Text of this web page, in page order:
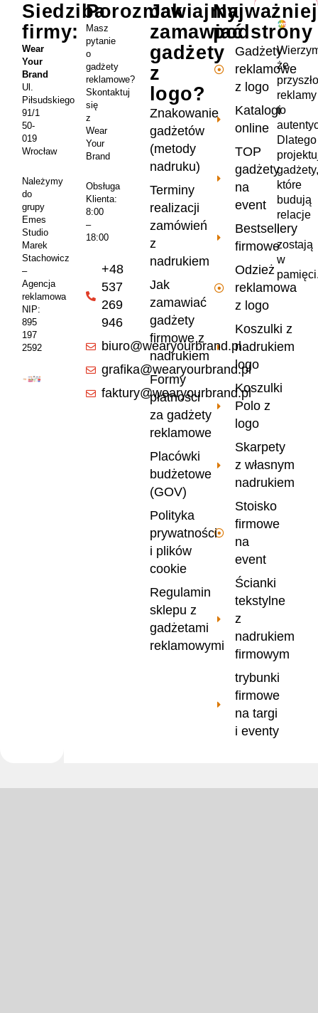
że
reklamy
to
Dlatego
gadżety,
które
budują
relacje
i
zostają
w
podstrony
Gadżety
reklamowe
z logo
Katalogi
online
TOP
gadżety
na
event
Bestsellery
firmowe
Odzież
reklamowa
z logo
Koszulki z
nadrukiem
logo
Koszulki
Polo z
logo
Skarpety
z własnym
nadrukiem
Stoisko
firmowe
na
event
Ścianki
tekstylne
z
nadrukiem
firmowym
trybunki
firmowe
na targi
i eventy
Jak
zamawiać
gadżety
z
logo?
Znakowanie
gadżetów
(metody
nadruku)
Terminy
realizacji
zamówień
z
nadrukiem
Jak
zamawiać
gadżety
firmowe z
nadrukiem
Formy
płatności
za gadżety
reklamowe
Placówki
budżetowe
(GOV)
Polityka
prywatności
i plików
cookie
Regulamin
sklepu z
gadżetami
reklamowymi
Porozmawiajmy
Masz
pytanie
o
gadżety
reklamowe?
Skontaktuj
się
z
Wear
Your
Brand
Obsługa
Klienta:
8:00
–
18:00
+48
537
269
946
biuro@wearyourbrand.pl
grafika@wearyourbrand.pl
faktury@wearyourbrand.pl
Siedziba
firmy:
Wear
Your
Brand
Ul.
Piłsudskiego
91/1
50-
019
Wrocław
Należymy
do
grupy
Emes
Studio
Marek
Stachowicz
–
Agencja
reklamowa
NIP:
895
197
2592